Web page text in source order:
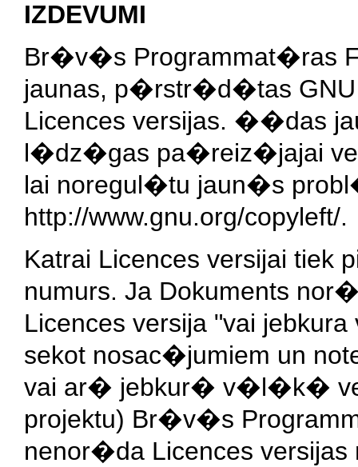
IZDEVUMI
Br�v�s Programmat�ras
jaunas, p�rstr�d�tas
Licences versijas. ��das
l�dz�gas pa�reiz�jajai
lai noregul�tu jaun�s
http://www.gnu.org/copyleft/.
Katrai Licences versijai
numurs. Ja Dokuments
Licences versija "vai
sekot nosac�jumiem un
vai ar� jebkur� v�l�k�
projektu) Br�v�s
nenor�da Licences